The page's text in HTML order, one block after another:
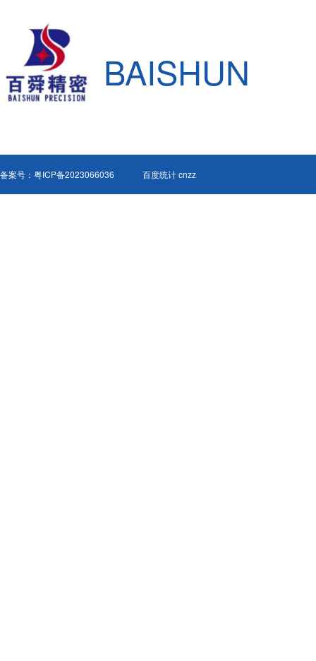
BAISHUN
备案号： 粤ICP备2023066036 百度统计 cnzz